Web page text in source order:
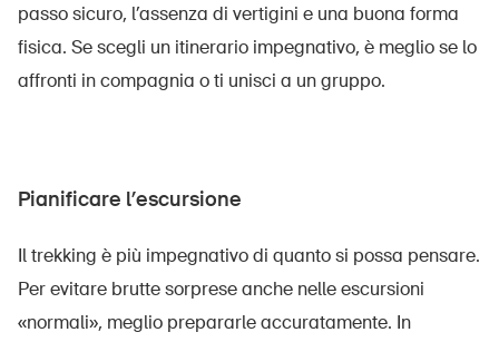
passo sicuro, l’assenza di vertigini e una buona forma
fisica. Se scegli un itinerario impegnativo, è meglio se lo
affronti in compagnia o ti unisci a un gruppo.
Pianificare l’escursione
Il trekking è più impegnativo di quanto si possa pensare.
Per evitare brutte sorprese anche nelle escursioni
«normali», meglio prepararle accuratamente. In